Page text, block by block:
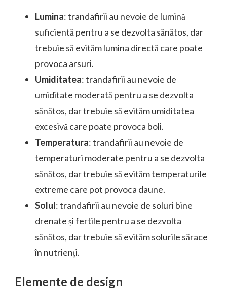
Lumina: trandafirii au nevoie de lumină
suficientă pentru a se dezvolta sănătos, dar
trebuie să evităm lumina directă care poate
provoca arsuri.
Umiditatea: trandafirii au nevoie de
umiditate moderată pentru a se dezvolta
sănătos, dar trebuie să evităm umiditatea
excesivă care poate provoca boli.
Temperatura: trandafirii au nevoie de
temperaturi moderate pentru a se dezvolta
sănătos, dar trebuie să evităm temperaturile
extreme care pot provoca daune.
Solul: trandafirii au nevoie de soluri bine
drenate și fertile pentru a se dezvolta
sănătos, dar trebuie să evităm solurile sărace
în nutrienți.
Elemente de design